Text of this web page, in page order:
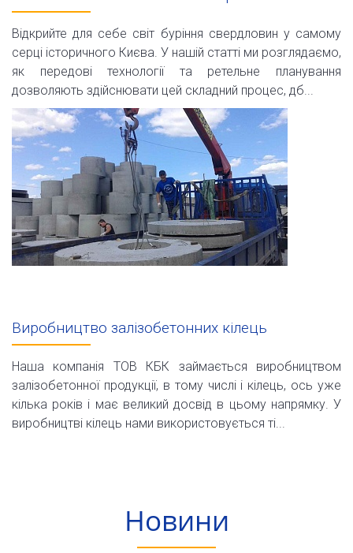
Відкрийте для себе світ буріння свердловин у самому
серці історичного Києва. У нашій статті ми розглядаємо,
як передові технології та ретельне планування
дозволяють здійснювати цей складний процес, дб...
Виробництво залізобетонних кілець
Наша компанія ТОВ КБК займається виробництвом
залізобетонної продукції, в тому числі і кілець, ось уже
кілька років і має великий досвід в цьому напрямку. У
виробництві кілець нами використовується ті...
Новини